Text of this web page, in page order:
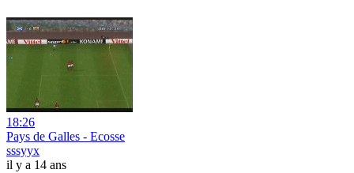
18:26
Pays de Galles - Ecosse
sssyyx
il y a 14 ans